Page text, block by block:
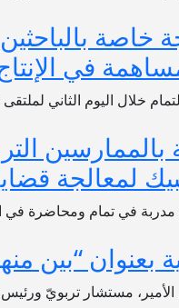
بالباحثين
في الإنتاج
خلال اليوم الثاني
لمعالجة قضايا
في تمام ومحاضرة في
بعنوان “بين
مستشار تربويّ ورئيس